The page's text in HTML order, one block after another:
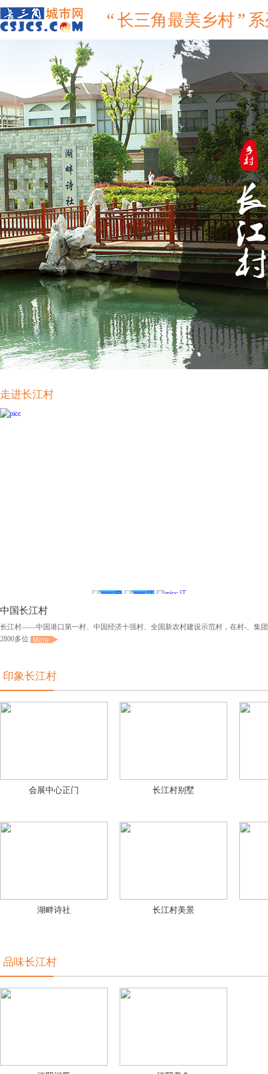
“长三角最美乡村”
走进长江村
临港街道长江村
中
江
江
中国长江村
长江村——中国港口第一村、中国经济十强村、全国新农村建设示范村，在村-、集
2800多位
印象长江村
会展中心正门 长江村别墅
湖畔诗社 长江村美景
品味长江村